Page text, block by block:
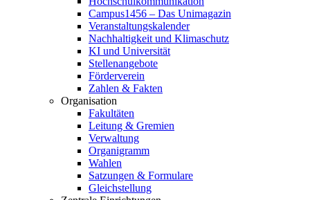
Campus1456 – Das Unimagazin
Veranstaltungskalender
Nachhaltigkeit und Klimaschutz
KI und Universität
Stellenangebote
Förderverein
Zahlen & Fakten
Organisation
Fakultäten
Leitung & Gremien
Verwaltung
Organigramm
Wahlen
Satzungen & Formulare
Gleichstellung